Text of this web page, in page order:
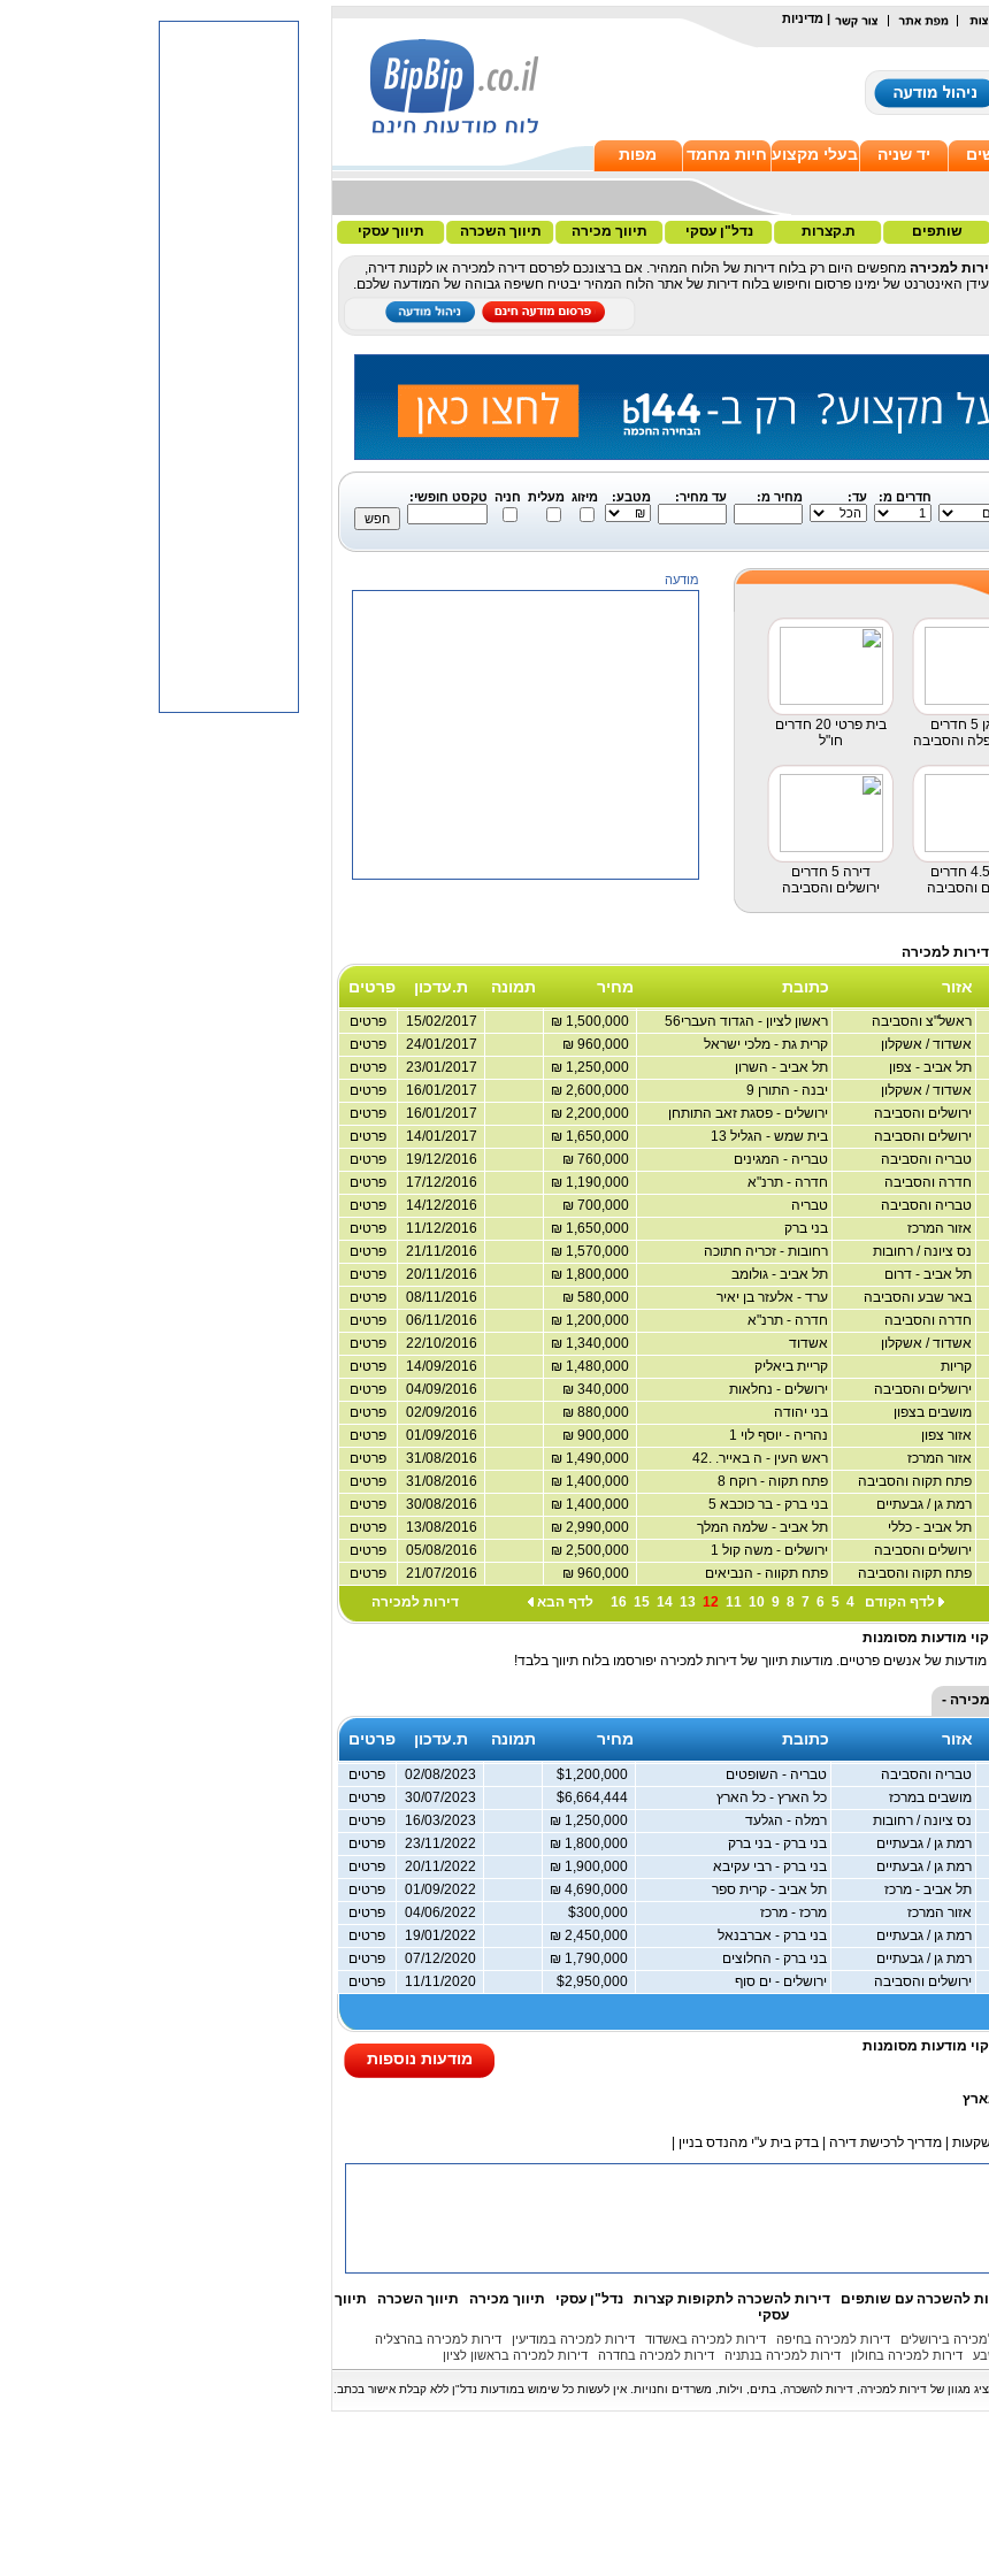
מדיניות
יד שניה בעלי מקצוע חיות מחמד מפות
שותפים ת.קצרות נדל"ן עסקי תיווך מכירה תיווך השכרה תיווך עסקי
למכירה מחפשים היום רק בלוח דירות של הלוח המהיר. אם ברצונכם לפרסם דירה למכירה או לקנות דירה,
האינטרנט של ימינו פרסום וחיפוש בלוח דירות של אתר הלוח המהיר יבטיח חשיפה גבוהה של המודעה שלכם.
חדרים מ: עד: מחיר מ: עד מחיר: מטבע: מיזוג מעלית חניה טקסט חופשי:
מודעה
והסביבה
בית פרטי 20 חדרים
חו"ל
והסביבה
דירה 5 חדרים
ירושלים והסביבה
אזור כתובת מחיר תמונה ת.עדכון פרטים
ראשל"צ והסביבה ראשון לציון - הגדוד העברי56 15/02/2017
פרטים
אשדוד / אשקלון קרית גת - מלכי ישראל 24/01/2017
פרטים
תל אביב - צפון תל אביב - השרון 23/01/2017
פרטים
אשדוד / אשקלון יבנה - התורן 9 16/01/2017
פרטים
ירושלים והסביבה ירושלים - פסגת זאב התותחן 16/01/2017
פרטים
ירושלים והסביבה בית שמש - הגליל 13 14/01/2017
פרטים
טבריה והסביבה טבריה - המגינים 19/12/2016
פרטים
חדרה והסביבה חדרה - תרנ"א 17/12/2016
פרטים
טבריה והסביבה טבריה 14/12/2016
פרטים
אזור המרכז בני ברק 11/12/2016
פרטים
נס ציונה / רחובות רחובות - זכריה חתוכה 21/11/2016
פרטים
תל אביב - דרום תל אביב - גולומב 20/11/2016
פרטים
באר שבע והסביבה ערד - אלעזר בן יאיר 08/11/2016
פרטים
חדרה והסביבה חדרה - תרנ"א 06/11/2016
פרטים
אשדוד / אשקלון אשדוד 22/10/2016
פרטים
קריות קריית ביאליק 14/09/2016
פרטים
ירושלים והסביבה ירושלים - נחלאות 04/09/2016
פרטים
מושבים בצפון בני יהודה 02/09/2016
פרטים
אזור צפון נהריה - יוסף לוי 1 01/09/2016
פרטים
אזור המרכז ראש העין - ה באייר. .42 31/08/2016
פרטים
פתח תקוה והסביבה פתח תקוה - רוקח 8 31/08/2016
פרטים
רמת גן / גבעתיים בני ברק - בר כוכבא 5 30/08/2016
פרטים
תל אביב - כללי תל אביב - שלמה המלך 13/08/2016
פרטים
ירושלים והסביבה ירושלים - משה קול 1 05/08/2016
פרטים
פתח תקוה והסביבה פתח תקווה - הנביאים 21/07/2016
פרטים
לדף הקודם 4
5
6
7
8
9
10
11
12
13
14
15
16 לדף הבא דירות למכירה
מודעות מסומנות
של אנשים פרטיים. מודעות תיווך של דירות למכירה יפורסמו בלוח תיווך בלבד!
-
אזור כתובת מחיר תמונה ת.עדכון פרטים
טבריה והסביבה טבריה - השופטים 02/08/2023
פרטים
מושבים במרכז כל הארץ - כל הארץ 30/07/2023
פרטים
נס ציונה / רחובות רמלה - הגלעד 16/03/2023
פרטים
רמת גן / גבעתיים בני ברק - בני ברק 23/11/2022
פרטים
רמת גן / גבעתיים בני ברק - רבי עקיבא 20/11/2022
פרטים
תל אביב - מרכז תל אביב - קרית ספר 01/09/2022
פרטים
אזור המרכז מרכז - מרכז 04/06/2022
פרטים
רמת גן / גבעתיים בני ברק - אברבנאל 19/01/2022
פרטים
רמת גן / גבעתיים בני ברק - החלוצים 07/12/2020
פרטים
ירושלים והסביבה ירושלים - ים סוף 11/11/2020 פרטים
מודעות מסומנות
מודעות נוספות
מדריך לרכישת דירה בדק בית ע"י מהנדס בניין
להשכרה עם שותפים דירות להשכרה לתקופות קצרות נדל"ן עסקי תיווך מכירה תיווך השכרה
תיווך
עסקי
בירושלים דירות למכירה בחיפה דירות למכירה באשדוד דירות למכירה במודיעין
דירות למכירה בהרצליה
דירות למכירה בחולון דירות למכירה בנתניה דירות למכירה בחדרה דירות למכירה בראשון לציון